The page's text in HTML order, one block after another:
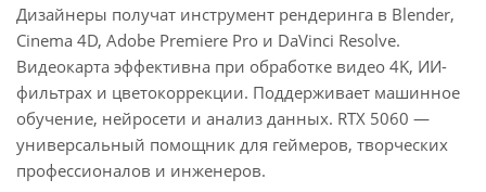
Дизайнеры получат инструмент рендеринга в Blender,
Cinema 4D, Adobe Premiere Pro и DaVinci Resolve.
Видеокарта эффективна при обработке видео 4K, ИИ-
фильтрах и цветокоррекции. Поддерживает машинное
обучение, нейросети и анализ данных. RTX 5060 —
универсальный помощник для геймеров, творческих
профессионалов и инженеров.